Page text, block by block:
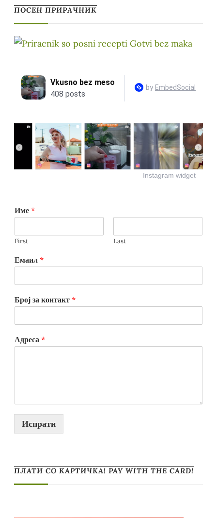
ПОСЕН ПРИРАЧНИК
Instagram widget
Име *
First Last
Емаил *
Број за контакт *
Адреса *
Испрати
ПЛАТИ СО КАРТИЧКА! PAY WITH THE CARD!